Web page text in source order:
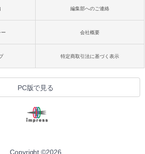
編集部へのご連絡
会社概要
特定商取引法に基づく表示
PC版で見る
Copyright ©2026